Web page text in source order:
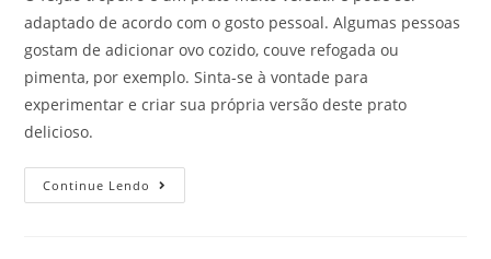
adaptado de acordo com o gosto pessoal. Algumas pessoas
gostam de adicionar ovo cozido, couve refogada ou
pimenta, por exemplo. Sinta-se à vontade para
experimentar e criar sua própria versão deste prato
delicioso.
Continue Lendo